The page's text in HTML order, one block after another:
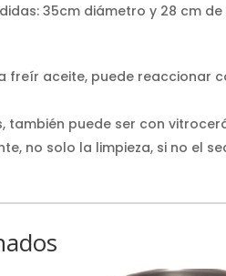
35cm diámetro y 28 cm
freír aceite, puede reaccionar
también puede ser con
no solo la limpieza, si no el